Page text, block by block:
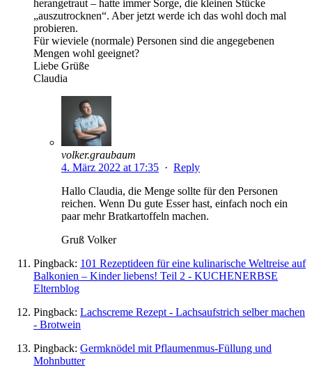
herangetraut – hatte immer Sorge, die kleinen Stücke
„auszutrocknen“. Aber jetzt werde ich das wohl doch mal
probieren.
Für wieviele (normale) Personen sind die angegebenen
Mengen wohl geeignet?
Liebe Grüße
Claudia
volker.graubaum
4. März 2022 at 17:35 · Reply
Hallo Claudia, die Menge sollte für den Personen
reichen. Wenn Du gute Esser hast, einfach noch ein
paar mehr Bratkartoffeln machen.
Gruß Volker
Pingback: 101 Rezeptideen für eine kulinarische Weltreise auf
Balkonien – Kinder liebens! Teil 2 - KUCHENERBSE
Elternblog
Pingback: Lachscreme Rezept - Lachsaufstrich selber machen
- Brotwein
Pingback: Germknödel mit Pflaumenmus-Füllung und
Mohnbutter